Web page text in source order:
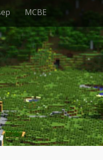
MCBE